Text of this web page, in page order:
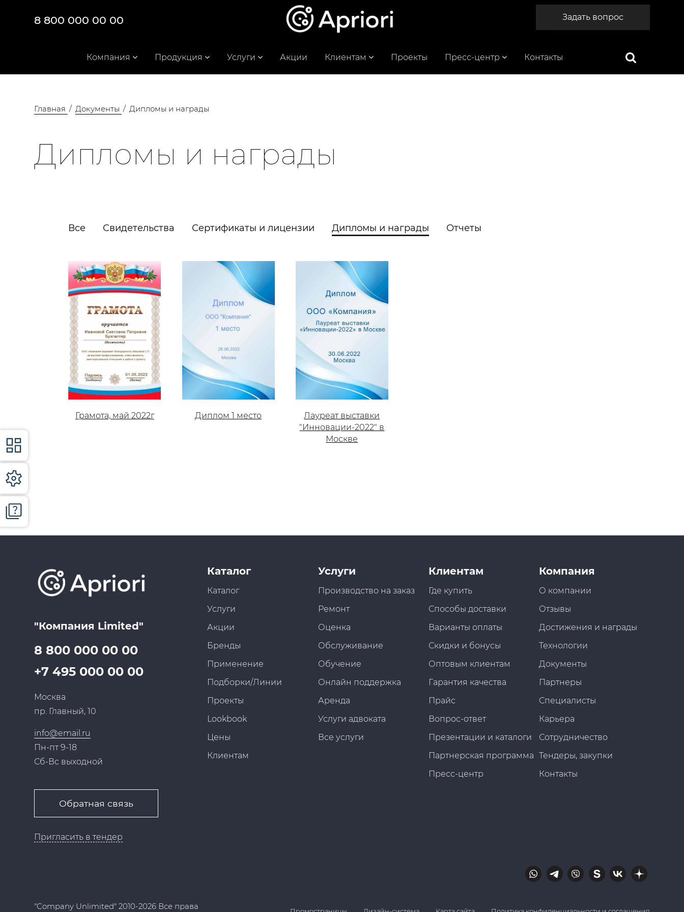
8 800 000 00 00 Задать вопрос
Компания Продукция Услуги Акции Клиентам Проекты Пресс-центр Контакты
Главная Документы Дипломы и награды
Дипломы и награды
Все Свидетельства Сертификаты и лицензии Дипломы и награды Отчеты
Грамота, май 2022г Диплом 1 место
Лауреат выставки
"Инновации-2022" в
Москве
"Компания Limited"
8 800 000 00 00
+7 495 000 00 00
Москва
пр. Главный, 10
info@email.ru
Пн-пт 9-18
Сб-Вс выходной
Обратная связь
Пригласить в тендер
Каталог
Каталог
Услуги
Акции
Бренды
Применение
Подборки/Линии
Проекты
Lookbook
Цены
Клиентам
Услуги
Производство на заказ
Ремонт
Оценка
Обслуживание
Обучение
Онлайн поддержка
Аренда
Услуги адвоката
Все услуги
Клиентам
Где купить
Способы доставки
Варианты оплаты
Скидки и бонусы
Оптовым клиентам
Гарантия качества
Прайс
Вопрос-ответ
Презентации и каталоги
Партнерская программа
Пресс-центр
Компания
О компании
Отзывы
Достижения и награды
Технологии
Документы
Партнеры
Специалисты
Карьера
Сотрудничество
Тендеры, закупки
Контакты
"Company Unlimited" 2010-2026 Все права